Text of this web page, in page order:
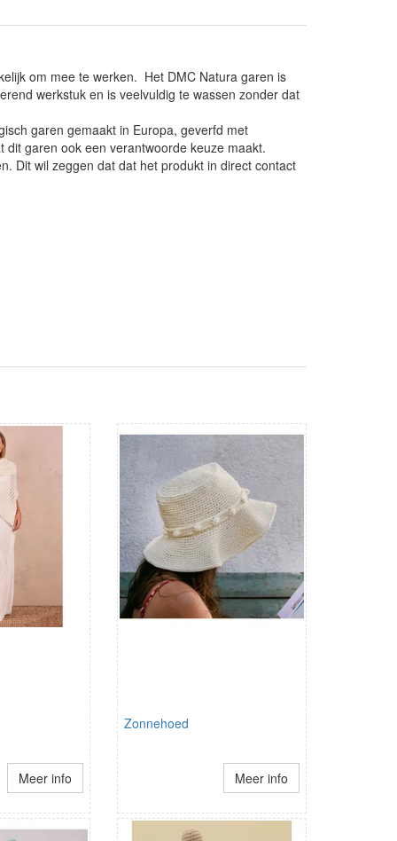
om mee te werken. Het DMC Natura garen is
werkstuk en is veelvuldig te wassen zonder dat
garen gemaakt in Europa, geverfd met
garen ook een verantwoorde keuze maakt.
Dit wil zeggen dat dat het produkt in direct contact
Meer info
Zonnehoed
Meer info